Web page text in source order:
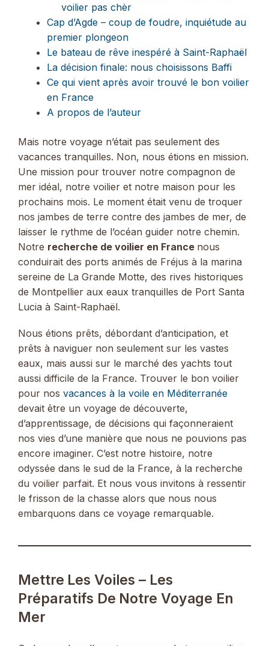
voilier pas chèr
Cap d’Agde – coup de foudre, inquiétude au
premier plongeon
Le bateau de rêve inespéré à Saint-Raphaël
La décision finale: nous choisissons Baffi
Ce qui vient après avoir trouvé le bon voilier
en France
A propos de l’auteur
Mais notre voyage n’était pas seulement des
vacances tranquilles. Non, nous étions en mission.
Une mission pour trouver notre compagnon de
mer idéal, notre voilier et notre maison pour les
prochains mois. Le moment était venu de troquer
nos jambes de terre contre des jambes de mer, de
laisser le rythme de l’océan guider notre chemin.
Notre recherche de voilier en France nous
conduirait des ports animés de Fréjus à la marina
sereine de La Grande Motte, des rives historiques
de Montpellier aux eaux tranquilles de Port Santa
Lucia à Saint-Raphaël.
Nous étions prêts, débordant d’anticipation, et
prêts à naviguer non seulement sur les vastes
eaux, mais aussi sur le marché des yachts tout
aussi difficile de la France. Trouver le bon voilier
pour nos vacances à la voile en Méditerranée
devait être un voyage de découverte,
d’apprentissage, de décisions qui façonneraient
nos vies d’une manière que nous ne pouvions pas
encore imaginer. C’est notre histoire, notre
odyssée dans le sud de la France, à la recherche
du voilier parfait. Et nous vous invitons à ressentir
le frisson de la chasse alors que nous nous
embarquons dans ce voyage remarquable.
Mettre Les Voiles – Les
Préparatifs De Notre Voyage En
Mer